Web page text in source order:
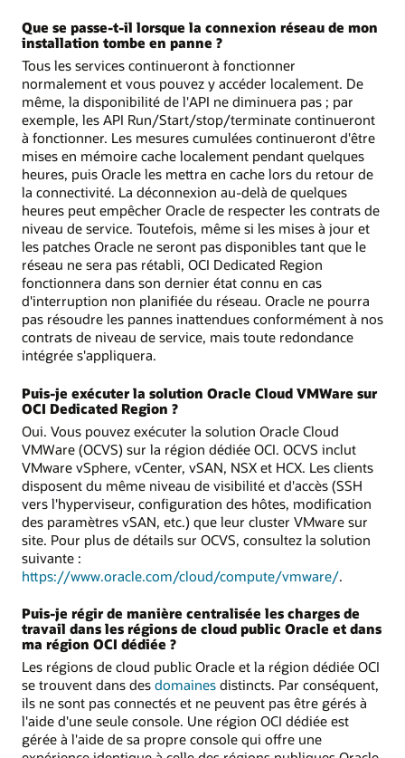
Que se passe-t-il lorsque la connexion réseau de mon
installation tombe en panne ?
Tous les services continueront à fonctionner
normalement et vous pouvez y accéder localement. De
même, la disponibilité de l'API ne diminuera pas ; par
exemple, les API Run/Start/stop/terminate continueront
à fonctionner. Les mesures cumulées continueront d'être
mises en mémoire cache localement pendant quelques
heures, puis Oracle les mettra en cache lors du retour de
la connectivité. La déconnexion au-delà de quelques
heures peut empêcher Oracle de respecter les contrats de
niveau de service. Toutefois, même si les mises à jour et
les patches Oracle ne seront pas disponibles tant que le
réseau ne sera pas rétabli, OCI Dedicated Region
fonctionnera dans son dernier état connu en cas
d'interruption non planifiée du réseau. Oracle ne pourra
pas résoudre les pannes inattendues conformément à nos
contrats de niveau de service, mais toute redondance
intégrée s'appliquera.
Puis-je exécuter la solution Oracle Cloud VMWare sur
OCI Dedicated Region ?
Oui. Vous pouvez exécuter la solution Oracle Cloud
VMWare (OCVS) sur la région dédiée OCI. OCVS inclut
VMware vSphere, vCenter, vSAN, NSX et HCX. Les clients
disposent du même niveau de visibilité et d'accès (SSH
vers l'hyperviseur, configuration des hôtes, modification
des paramètres vSAN, etc.) que leur cluster VMware sur
site. Pour plus de détails sur OCVS, consultez la solution
suivante :
https://www.oracle.com/cloud/compute/vmware/.
Puis-je régir de manière centralisée les charges de
travail dans les régions de cloud public Oracle et dans
ma région OCI dédiée ?
Les régions de cloud public Oracle et la région dédiée OCI
se trouvent dans des domaines distincts. Par conséquent,
ils ne sont pas connectés et ne peuvent pas être gérés à
l'aide d'une seule console. Une région OCI dédiée est
gérée à l'aide de sa propre console qui offre une